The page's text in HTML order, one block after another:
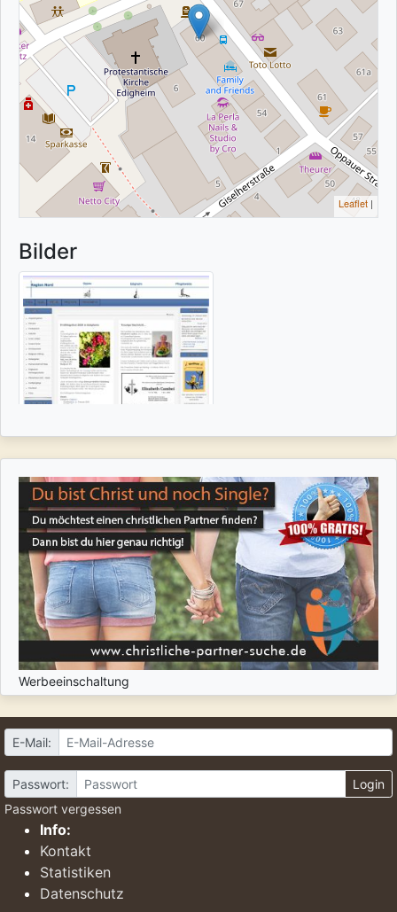
Leaflet |
Bilder
Werbeeinschaltung
E-Mail:
Passwort:
Login
Passwort vergessen
Info:
Kontakt
Statistiken
Datenschutz